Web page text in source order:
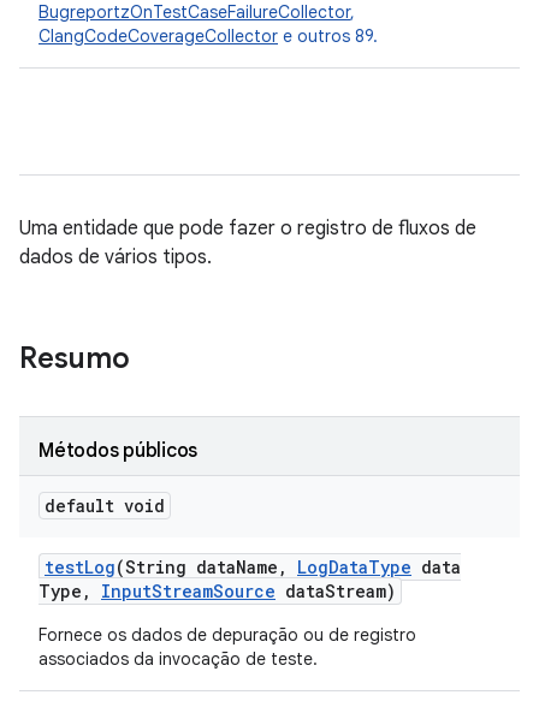
BugreportzOnTestCaseFailureCollector,
ClangCodeCoverageCollector e outros 89.
Uma entidade que pode fazer o registro de fluxos de
dados de vários tipos.
Resumo
Métodos públicos
default void
testLog(String dataName , LogDataType data
Type , InputStreamSource dataStream)
Fornece os dados de depuração ou de registro
associados da invocação de teste.